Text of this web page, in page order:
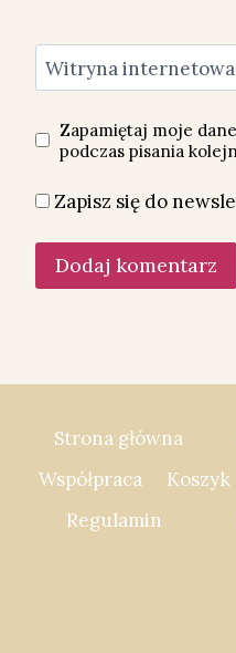
Witryna internetowa
Zapamiętaj moje
podczas pisania
Zapisz się do
Strona główna
Współpraca
Koszyk
Regulamin